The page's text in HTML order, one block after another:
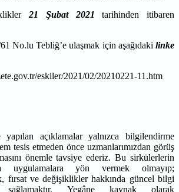
21 Şubat 2021 tarihinden itibaren
No.lu Tebliğ’e ulaşmak için aşağıdaki linke
eskiler/2021/02/20210221-11.htm
açıklamalar yalnızca bilgilendirme
tesis etmeden önce uzmanlarımızdan görüş
önemle tavsiye ederiz. Bu sirkülerlerin
uygulamalara yön vermek olmayıp;
fırsat ve değişiklikler hakkında güncel bilgi
sağlamaktır. Yegâne kaynak olarak